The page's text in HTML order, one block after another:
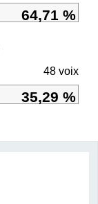
64,71 %
48 voix
35,29 %